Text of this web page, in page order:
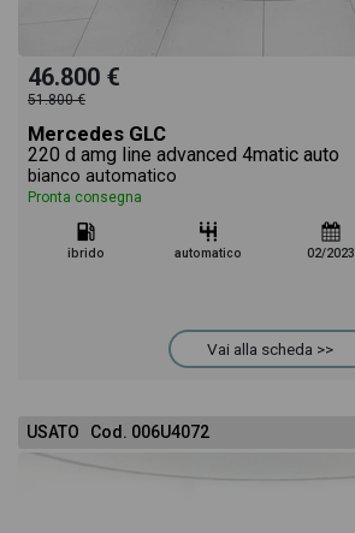
46.800 €
51.800 €
Mercedes GLC
220 d amg line advanced 4matic auto
bianco automatico
Pronta consegna
ibrido automatico 02/2023
Vai alla scheda >>
USATO Cod. 006U4072